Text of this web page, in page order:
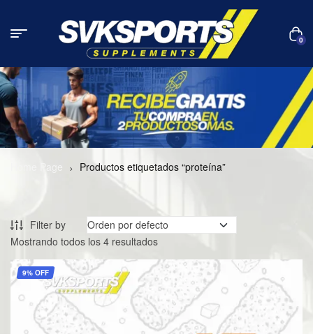
0
Home Page Productos etiquetados “proteína”
Filter by
Mostrando todos los 4 resultados
9% OFF